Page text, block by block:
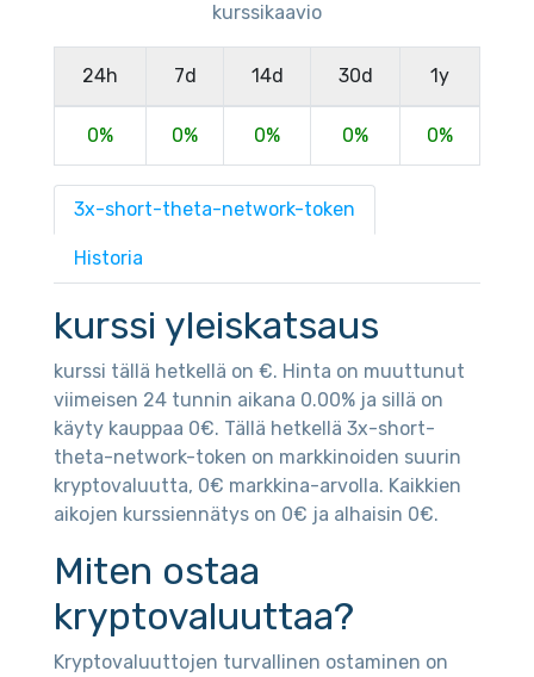
kurssikaavio
24h 7d 14d 30d 1y
0% 0% 0% 0% 0%
3x-short-theta-network-token
Historia
kurssi yleiskatsaus
kurssi tällä hetkellä on €. Hinta on muuttunut
viimeisen 24 tunnin aikana 0.00% ja sillä on
käyty kauppaa 0€. Tällä hetkellä 3x-short-
theta-network-token on markkinoiden suurin
kryptovaluutta, 0€ markkina-arvolla. Kaikkien
aikojen kurssiennätys on 0€ ja alhaisin 0€.
Miten ostaa
kryptovaluuttaa?
Kryptovaluuttojen turvallinen ostaminen on